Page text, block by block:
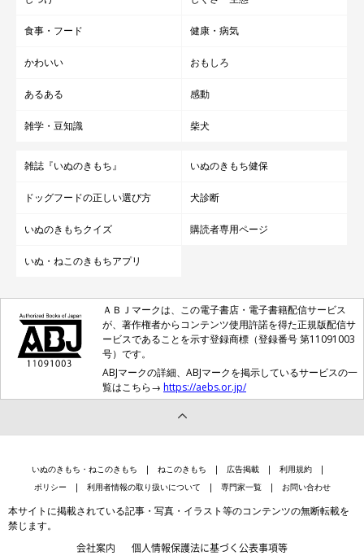
食事・フード 健康・病気
かわいい おもしろ
あるある 感動
雑学・豆知識 柴犬
雑誌『いぬのきもち』 いぬのきもち健保
ドッグフードの正しい選び方 犬診断
いぬのきもちクイズ 購読者専用ページ
いぬ・ねこのきもちアプリ
ＡＢＪマークは、この電子書店・電子書籍配信サービス
が、著作権者からコンテンツ使用許諾を得た正規版配信サ
ービスであることを示す登録商標（登録番号 第11091003
号）です。
ABJマークの詳細、ABJマークを掲示しているサービスの一
覧はこちら→ https://aebs.or.jp/
いぬのきもち・ねこのきもち ねこのきもち 広告掲載
利用規約
ポリシー
利用者情報の取り扱いについて 専門家一覧 お問い合わせ
本サイトに掲載されている記事・写真・イラスト等のコンテンツの無断転載を
禁じます。
会社案内 個人情報保護法に基づく公表事項等